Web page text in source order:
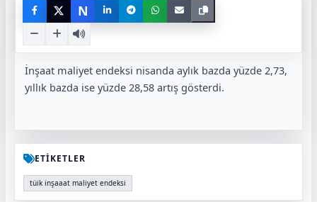
N
İnşaat maliyet endeksi nisanda aylık bazda yüzde 2,73,
yıllık bazda ise yüzde 28,58 artış gösterdi.
ETİKETLER
tüik inşaaat maliyet endeksi